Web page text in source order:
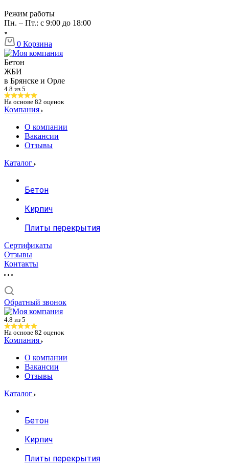
Режим работы
Пн. – Пт.: с 9:00 до 18:00
0 Корзина
Бетон
ЖБИ
в Брянске и Орле
4.8 из 5
На основе 82 оценок
Компания
О компании
Вакансии
Отзывы
Каталог
Бетон
Кирпич
Плиты перекрытия
Сертификаты
Отзывы
Контакты
Обратный звонок
4.8 из 5
На основе 82 оценок
Компания
О компании
Вакансии
Отзывы
Каталог
Бетон
Кирпич
Плиты перекрытия